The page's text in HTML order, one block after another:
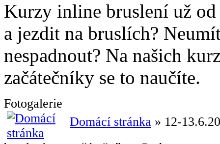
Kurzy inline bruslení už
a jezdit na bruslích?
nespadnout? Na našich
začátečníky se to naučíte.
Fotogalerie
Domácí stránka » 12-